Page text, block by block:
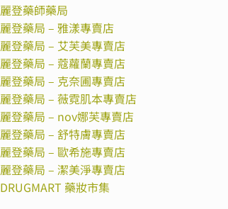
麗登藥師藥局
麗登藥局 – 雅漾專賣店
麗登藥局 – 艾芙美專賣店
麗登藥局 – 蔻蘿蘭專賣店
麗登藥局 – 克奈圃專賣店
麗登藥局 – 薇霓肌本專賣店
麗登藥局 – nov娜芙專賣店
麗登藥局 – 舒特膚專賣店
麗登藥局 – 歐希施專賣店
麗登藥局 – 潔美淨專賣店
DRUGMART 藥妝市集